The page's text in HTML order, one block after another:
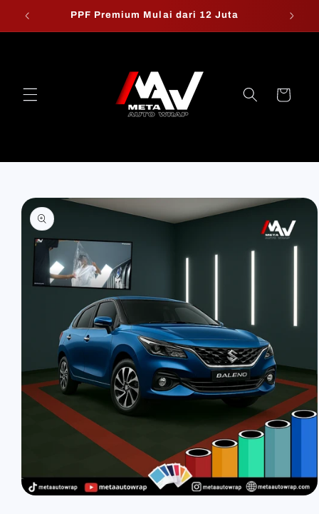
Skip to
PPF Premium Mulai dari 12 Juta
Cart
Skip to
product
information